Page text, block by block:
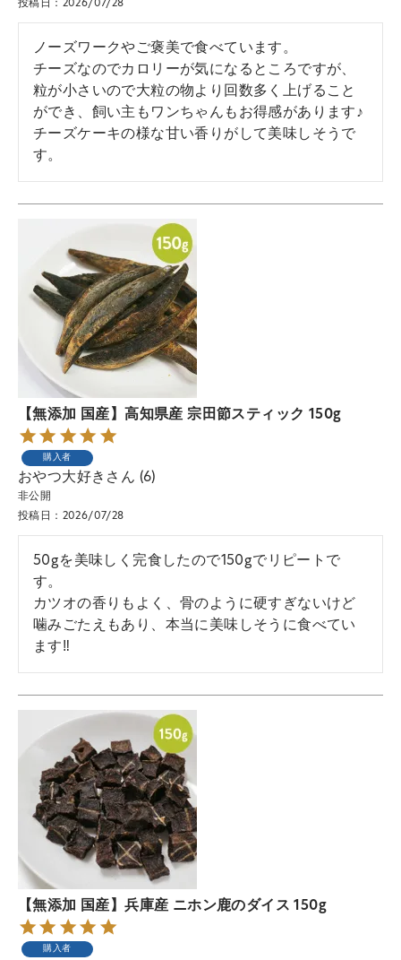
投稿日
2026/07/28
ノーズワークやご褒美で食べています。
チーズなのでカロリーが気になるところですが、
粒が小さいので大粒の物より回数多く上げること
ができ、飼い主もワンちゃんもお得感があります♪
チーズケーキの様な甘い香りがして美味しそうで
す。
【無添加 国産】高知県産 宗田節スティック 150g
購入者
おやつ大好き 6
非公開
投稿日
2026/07/28
50gを美味しく完食したので150gでリピートで
す。
カツオの香りもよく、骨のように硬すぎないけど
噛みごたえもあり、本当に美味しそうに食べてい
ます‼︎
【無添加 国産】兵庫産 ニホン鹿のダイス 150g
購入者